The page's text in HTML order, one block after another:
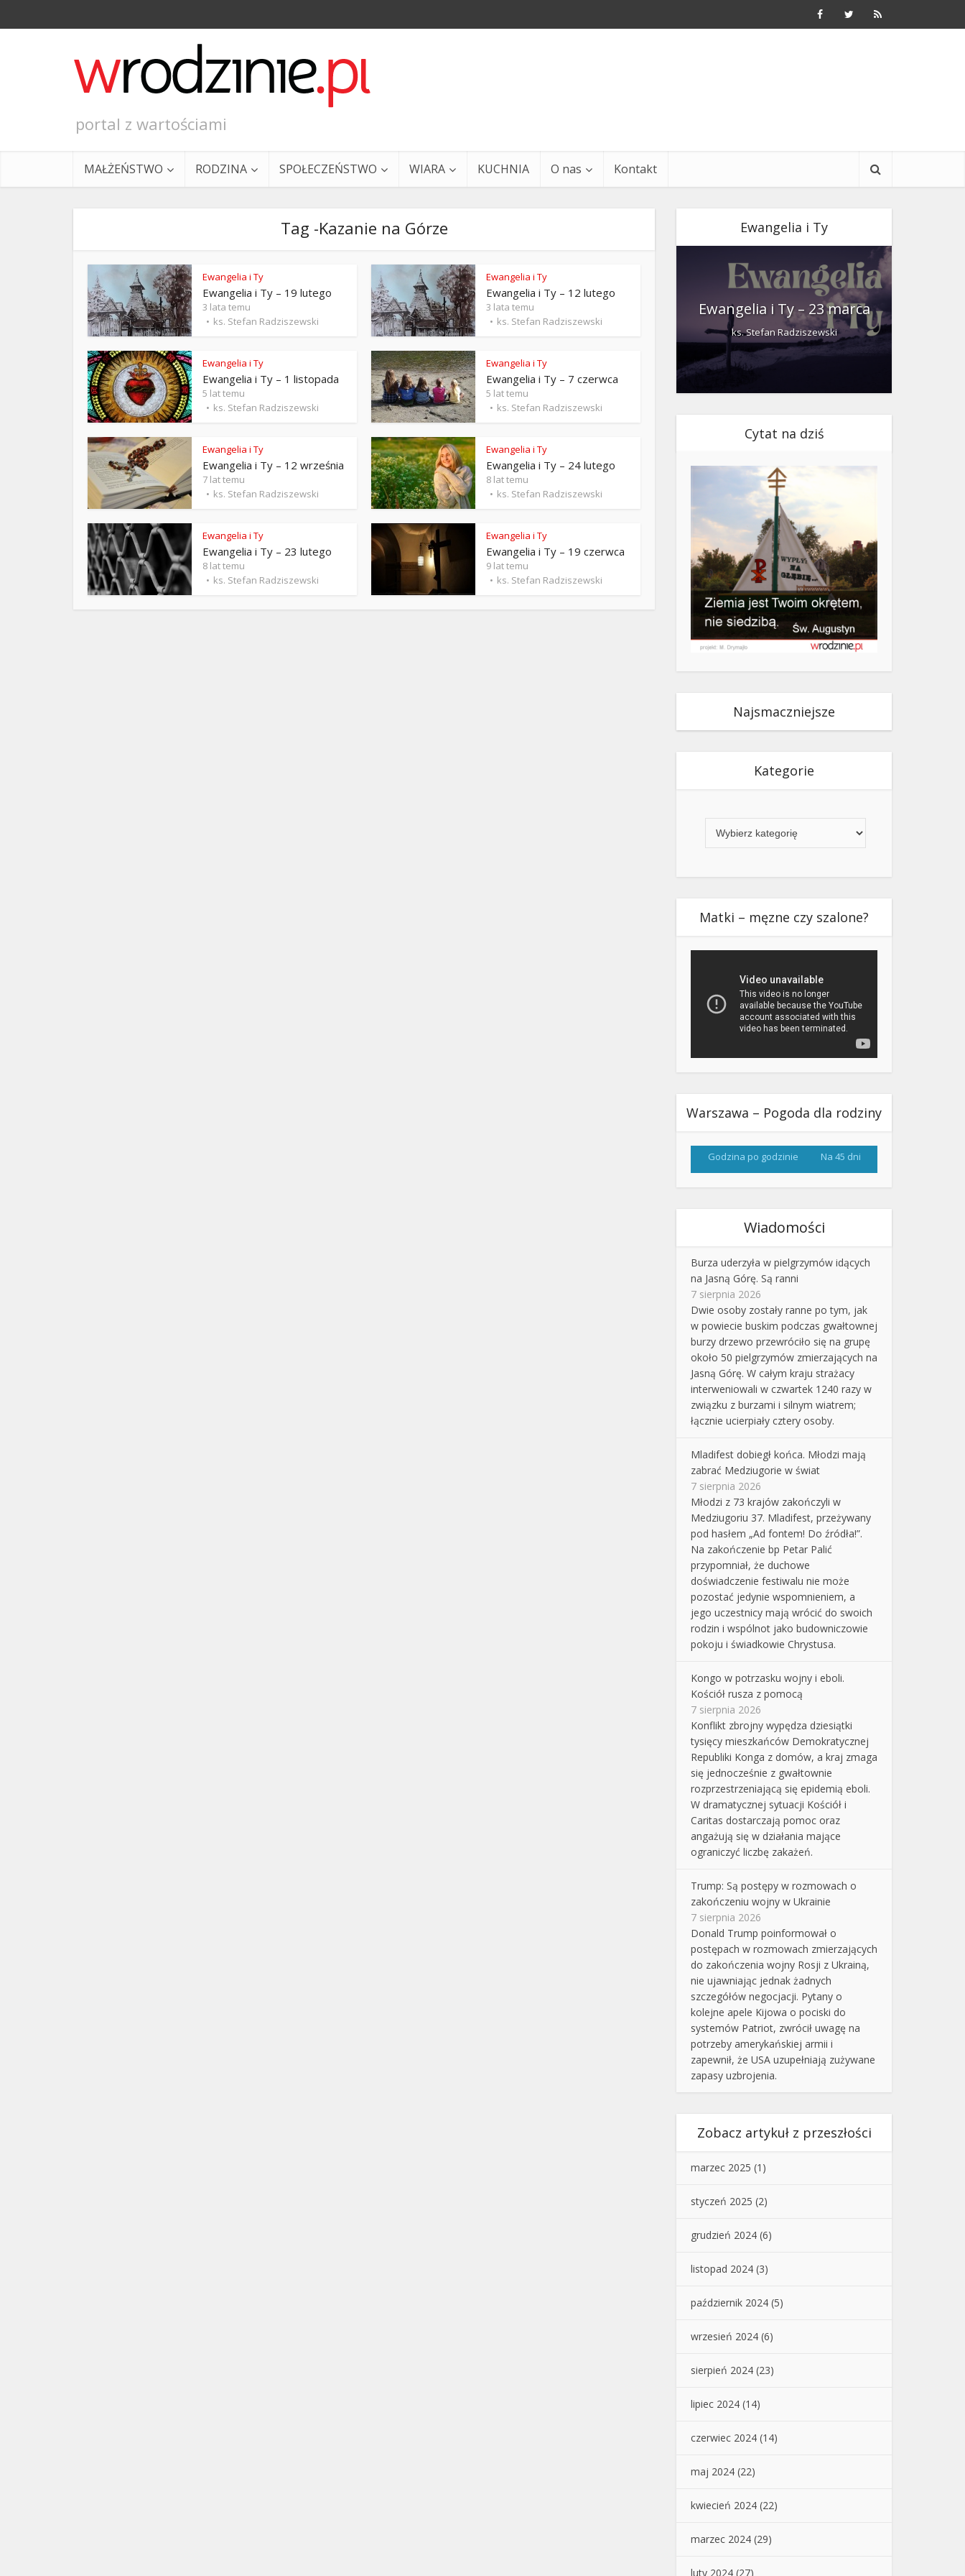
portal z wartościami
MAŁŻEŃSTWO RODZINA SPOŁECZEŃSTWO WIARA KUCHNIA O nas Kontakt
Tag -Kazanie na Górze
Ewangelia i Ty
Ewangelia i Ty – 19 lutego
3 lata temu
ks. Stefan Radziszewski
Ewangelia i Ty
Ewangelia i Ty – 12 lutego
3 lata temu
ks. Stefan Radziszewski
Ewangelia i Ty
Ewangelia i Ty – 1 listopada
5 lat temu
ks. Stefan Radziszewski
Ewangelia i Ty
Ewangelia i Ty – 7 czerwca
5 lat temu
ks. Stefan Radziszewski
Ewangelia i Ty
Ewangelia i Ty – 12 września
7 lat temu
ks. Stefan Radziszewski
Ewangelia i Ty
Ewangelia i Ty – 24 lutego
8 lat temu
ks. Stefan Radziszewski
Ewangelia i Ty
Ewangelia i Ty – 23 lutego
8 lat temu
ks. Stefan Radziszewski
Ewangelia i Ty
Ewangelia i Ty – 19 czerwca
9 lat temu
ks. Stefan Radziszewski
Ewangelia i Ty
Ewangelia i Ty – 29 grudnia
ks. Stefan Radziszewski
Ewangelia i Ty – 27 grudnia Ewangelia i Ty – 23 marca
ks. Stefan Radziszewski
Cytat na dziś
Najsmaczniejsze
Kategorie
Matki – męzne czy szalone?
Warszawa – Pogoda dla rodziny
Godzina po godzinie Na 45 dni
Wiadomości
Burza uderzyła w pielgrzymów idących
na Jasną Górę. Są ranni
7 sierpnia 2026
Dwie osoby zostały ranne po tym, jak
w powiecie buskim podczas gwałtownej
burzy drzewo przewróciło się na grupę
około 50 pielgrzymów zmierzających na
Jasną Górę. W całym kraju strażacy
interweniowali w czwartek 1240 razy w
związku z burzami i silnym wiatrem;
łącznie ucierpiały cztery osoby.
Mladifest dobiegł końca. Młodzi mają
zabrać Medziugorie w świat
7 sierpnia 2026
Młodzi z 73 krajów zakończyli w
Medziugoriu 37. Mladifest, przeżywany
pod hasłem „Ad fontem! Do źródła!”.
Na zakończenie bp Petar Palić
przypomniał, że duchowe
doświadczenie festiwalu nie może
pozostać jedynie wspomnieniem, a
jego uczestnicy mają wrócić do swoich
rodzin i wspólnot jako budowniczowie
pokoju i świadkowie Chrystusa.
Kongo w potrzasku wojny i eboli.
Kościół rusza z pomocą
7 sierpnia 2026
Konflikt zbrojny wypędza dziesiątki
tysięcy mieszkańców Demokratycznej
Republiki Konga z domów, a kraj zmaga
się jednocześnie z gwałtownie
rozprzestrzeniającą się epidemią eboli.
W dramatycznej sytuacji Kościół i
Caritas dostarczają pomoc oraz
angażują się w działania mające
ograniczyć liczbę zakażeń.
Trump: Są postępy w rozmowach o
zakończeniu wojny w Ukrainie
7 sierpnia 2026
Donald Trump poinformował o
postępach w rozmowach zmierzających
do zakończenia wojny Rosji z Ukrainą,
nie ujawniając jednak żadnych
szczegółów negocjacji. Pytany o
kolejne apele Kijowa o pociski do
systemów Patriot, zwrócił uwagę na
potrzeby amerykańskiej armii i
zapewnił, że USA uzupełniają zużywane
zapasy uzbrojenia.
Zobacz artykuł z przeszłości
marzec 2025 (1)
styczeń 2025 (2)
grudzień 2024 (6)
listopad 2024 (3)
październik 2024 (5)
wrzesień 2024 (6)
sierpień 2024 (23)
lipiec 2024 (14)
czerwiec 2024 (14)
maj 2024 (22)
kwiecień 2024 (22)
marzec 2024 (29)
luty 2024 (27)